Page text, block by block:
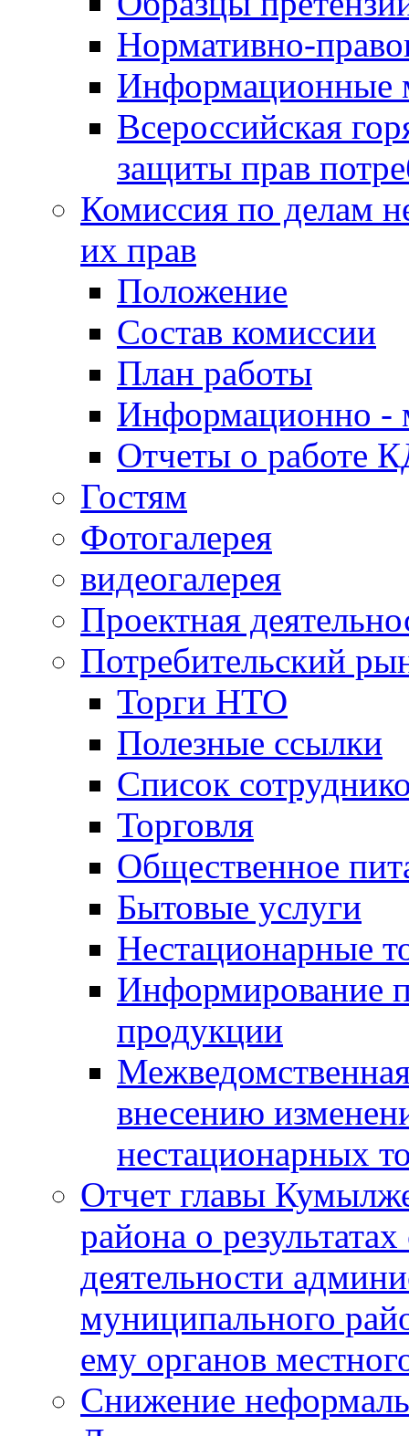
Нормативно-
Информационные
Всероссийская
защиты прав
Комиссия по делам
их прав
Положение
Состав комиссии
План работы
Информационно -
Отчеты о работе
Гостям
Фотогалерея
видеогалерея
Проектная
Потребительский
Торги НТО
Полезные ссылки
Список
Торговля
Общественное
Бытовые услуги
Нестационарные
Информирование
продукции
внесению
нестационарных
Отчет главы
района о
деятельности
муниципального
ему органов
Снижение